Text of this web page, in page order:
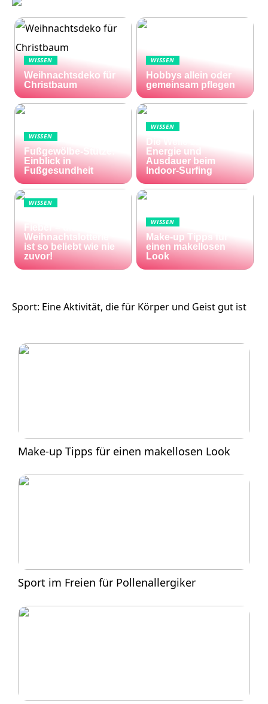
WISSEN
Weihnachtsdeko für
Christbaum
WISSEN
Hobbys allein oder
gemeinsam pflegen
WISSEN
Fußgewölbe-Stütze:
Einblick in
Fußgesundheit
WISSEN
Die Welle zu Hause:
Energie und
Ausdauer beim
Indoor-Surfing
WISSEN
Fieber – die El Gordo
Weihnachtslotterie
ist so beliebt wie nie
zuvor!
WISSEN
Make-up Tipps für
einen makellosen
Look
Sport: Eine Aktivität, die für Körper und Geist gut ist
Make-up Tipps für einen makellosen Look
Sport im Freien für Pollenallergiker